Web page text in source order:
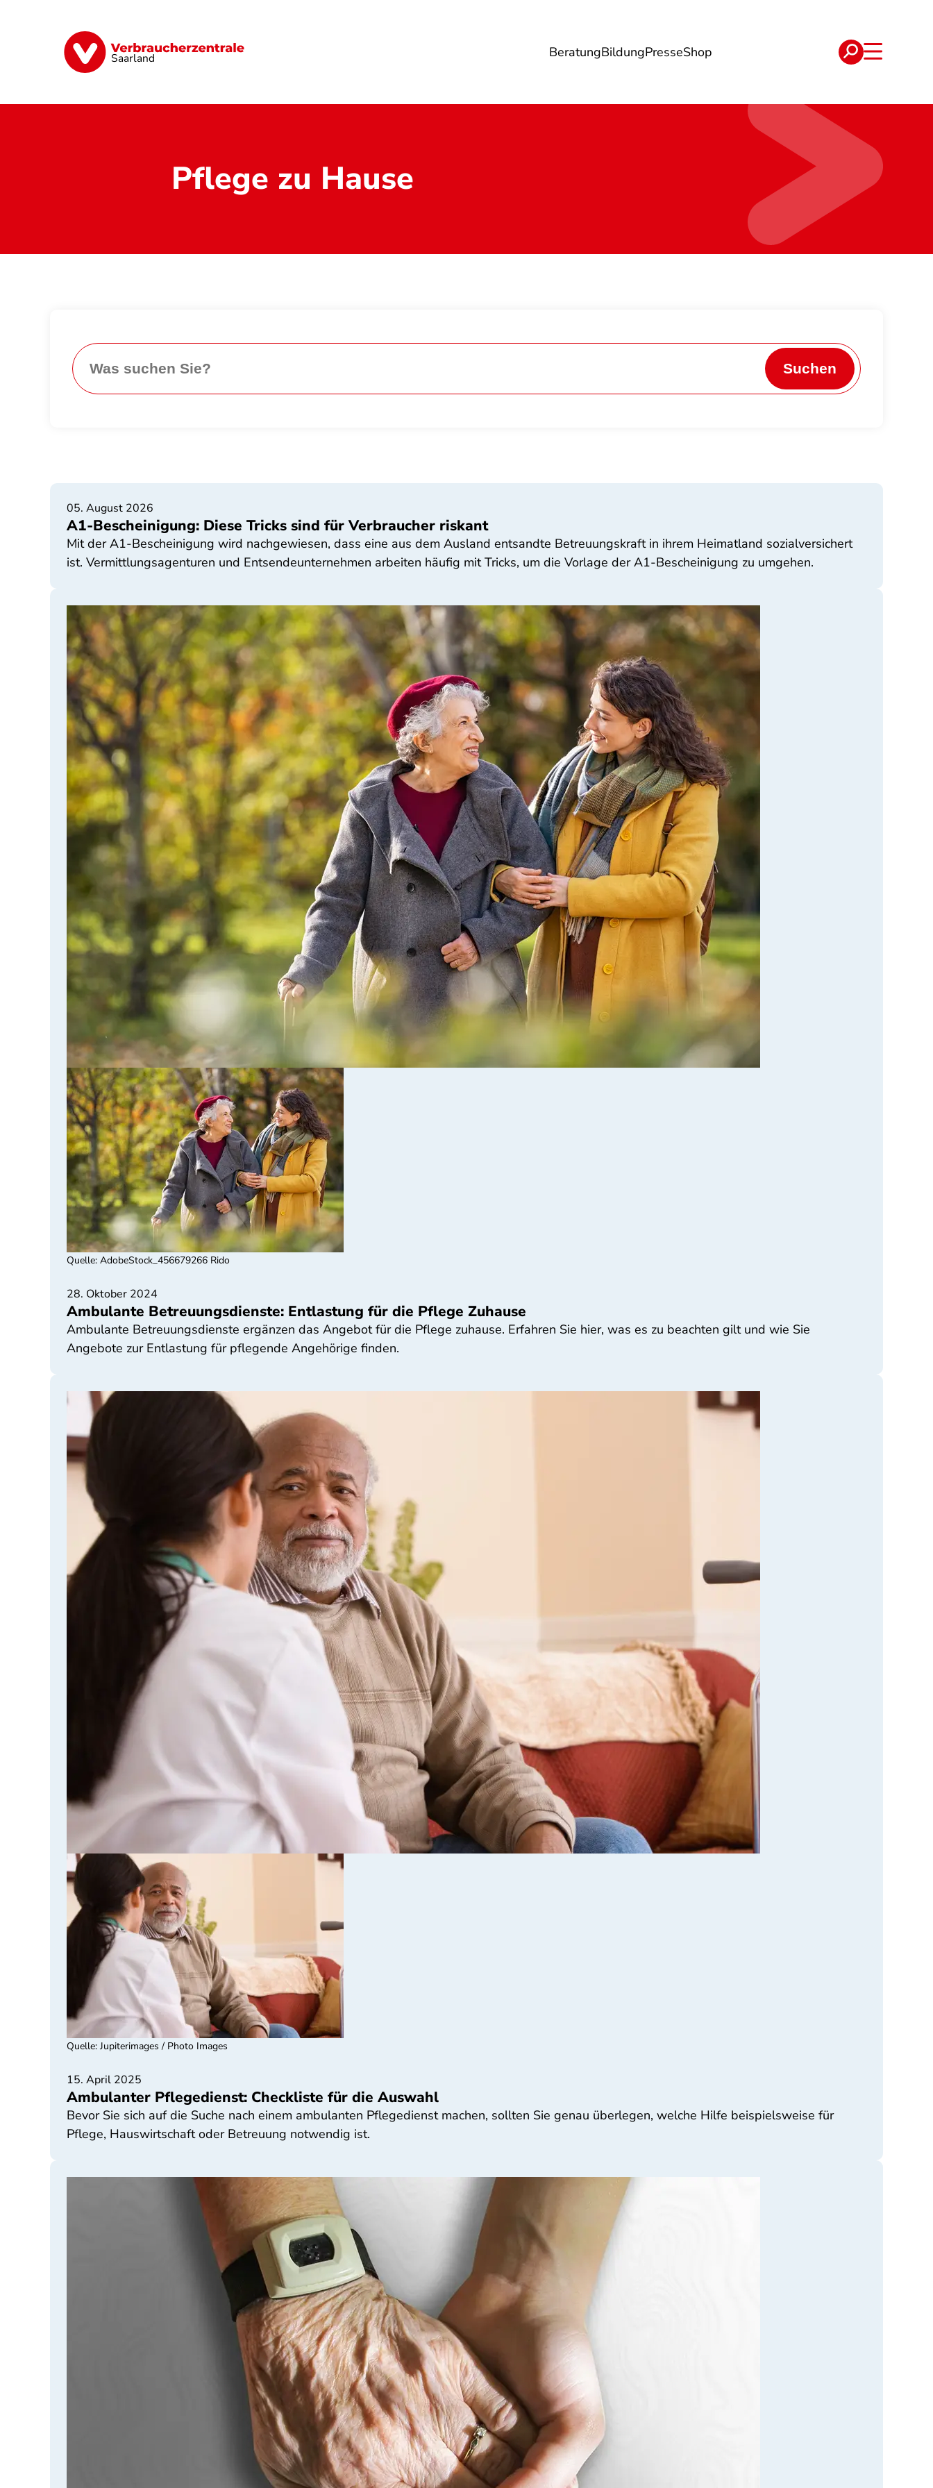
Saarland BeratungBildungPresseShop
Digitales Energie Finanzen Umwelt Verträge
Pflege zu Hause
Suchen
05. August 2026
A1-Bescheinigung: Diese Tricks sind für Verbraucher riskant
Mit der A1-Bescheinigung wird nachgewiesen, dass eine aus dem Ausland entsandte Betreuungskraft in ihrem Heimatland sozialversichert
ist. Vermittlungsagenturen und Entsendeunternehmen arbeiten häufig mit Tricks, um die Vorlage der A1-Bescheinigung zu umgehen.
28. Oktober 2024
Ambulante Betreuungsdienste: Entlastung für die Pflege Zuhause
Ambulante Betreuungsdienste ergänzen das Angebot für die Pflege zuhause. Erfahren Sie hier, was es zu beachten gilt und wie Sie
Angebote zur Entlastung für pflegende Angehörige finden.
Quelle: AdobeStock_456679266 Rido
15. April 2025
Ambulanter Pflegedienst: Checkliste für die Auswahl
Bevor Sie sich auf die Suche nach einem ambulanten Pflegedienst machen, sollten Sie genau überlegen, welche Hilfe beispielsweise für
Pflege, Hauswirtschaft oder Betreuung notwendig ist.
Quelle: Jupiterimages / Photo Images